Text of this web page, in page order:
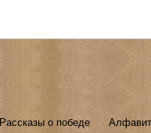
Рассказы о победе